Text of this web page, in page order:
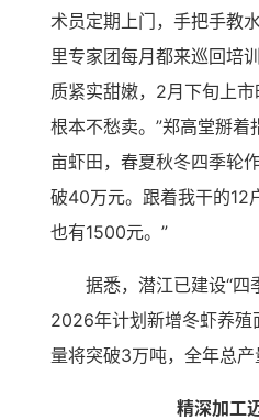
术员定期上门，手把手教
里专家团每月都来巡回培
质紧实甜嫩，2月下旬上市
根本不愁卖。”郑高堂掰着
亩虾田，春夏秋冬四季轮
破40万元。跟着我干的12
也有1500元。”
据悉，潜江已建设“四
2026年计划新增冬虾养殖
量将突破3万吨，全年总产
精深加工